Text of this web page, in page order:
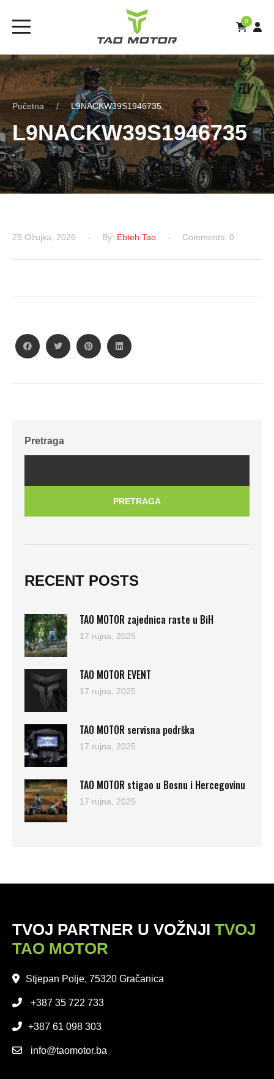
0
Početna L9NACKW39S1946735
L9NACKW39S1946735
25 Ožujka, 2026 By: Ebteh.tao Comments: 0
Pretraga
PRETRAGA
RECENT POSTS
TAO MOTOR zajednica raste u BiH
17 rujna, 2025
TAO MOTOR EVENT
17 rujna, 2025
TAO MOTOR servisna podrška
17 rujna, 2025
TAO MOTOR stigao u Bosnu i Hercegovinu
17 rujna, 2025
TVOJ PARTNER U VOŽNJI TVOJ
TAO MOTOR
Stjepan Polje, 75320 Gračanica
+387 35 722 733
+387 61 098 303
info@taomotor.ba